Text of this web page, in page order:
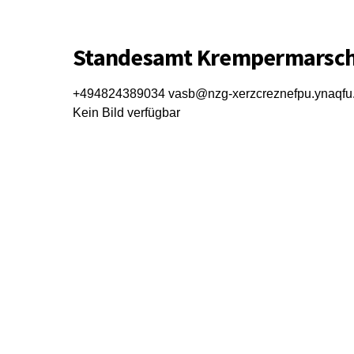
Standesamt
+494824389034 vasb@nzg-
Kein Bild verfügbar